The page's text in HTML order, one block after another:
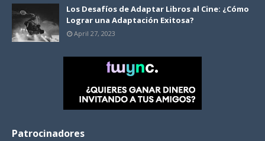
Los Desafíos de Adaptar Libros al Cine: ¿Cómo
Lograr una Adaptación Exitosa?
April 27, 2023
Patrocinadores